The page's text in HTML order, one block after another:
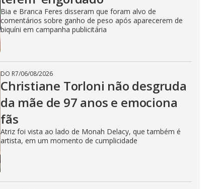
Bia e Branca Feres disseram que foram alvo de
comentários sobre ganho de peso após aparecerem de
biquíni em campanha publicitária
DO R7/06/08/2026
Christiane Torloni não desgruda
da mãe de 97 anos e emociona
fãs
Atriz foi vista ao lado de Monah Delacy, que também é
artista, em um momento de cumplicidade